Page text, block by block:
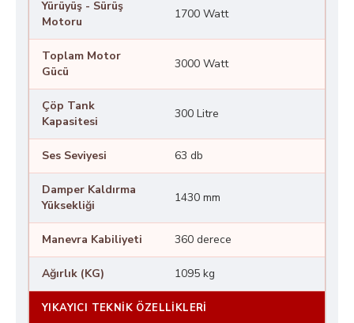
Yürüyüş - Sürüş
Motoru
1700 Watt
Toplam Motor
Gücü
3000 Watt
Çöp Tank
Kapasitesi
300 Litre
Ses Seviyesi 63 db
Damper Kaldırma
Yüksekliği
1430 mm
Manevra Kabiliyeti 360 derece
Ağırlık (KG) 1095 kg
YIKAYICI TEKNIK ÖZELLIKLERI